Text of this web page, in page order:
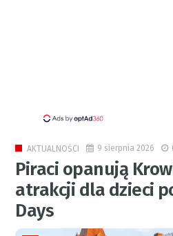
AKTUALNOŚCI 9 sierpnia 2026
Piraci opanują
atrakcji dla dzieci
Days